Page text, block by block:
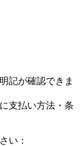
記が確認できま
支払い方法・条
い：